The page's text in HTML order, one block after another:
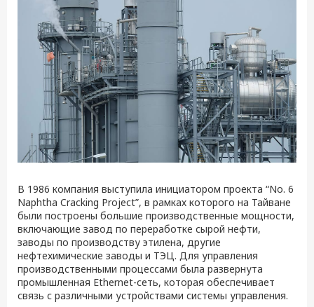
В 1986 компания выступила инициатором проекта “No. 6
Naphtha Cracking Project”, в рамках которого на Тайване
были построены большие производственные мощности,
включающие завод по переработке сырой нефти,
заводы по производству этилена, другие
нефтехимические заводы и ТЭЦ. Для управления
производственными процессами была развернута
промышленная Ethernet-сеть, которая обеспечивает
связь с различными устройствами системы управления.